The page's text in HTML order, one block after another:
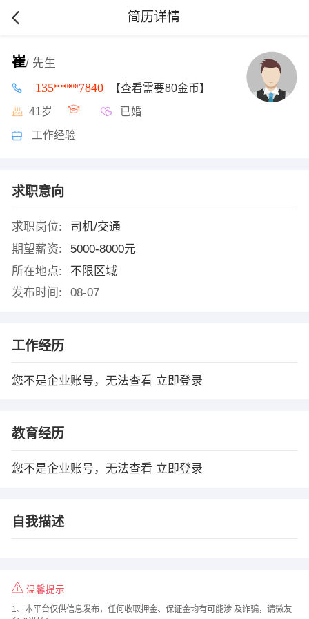
简历详情
崔/ 先生
135****7840 【查看需要80金币】
41岁 已婚
工作经验
求职意向
求职岗位:
司机/交通
期望薪资:
5000-8000元
所在地点:
不限区域
发布时间:
08-07
工作经历
您不是企业账号，无法查看 立即登录
教育经历
您不是企业账号，无法查看 立即登录
自我描述
温馨提示
1、本平台仅供信息发布，任何收取押金、保证金均有可能涉 及诈骗，请微友